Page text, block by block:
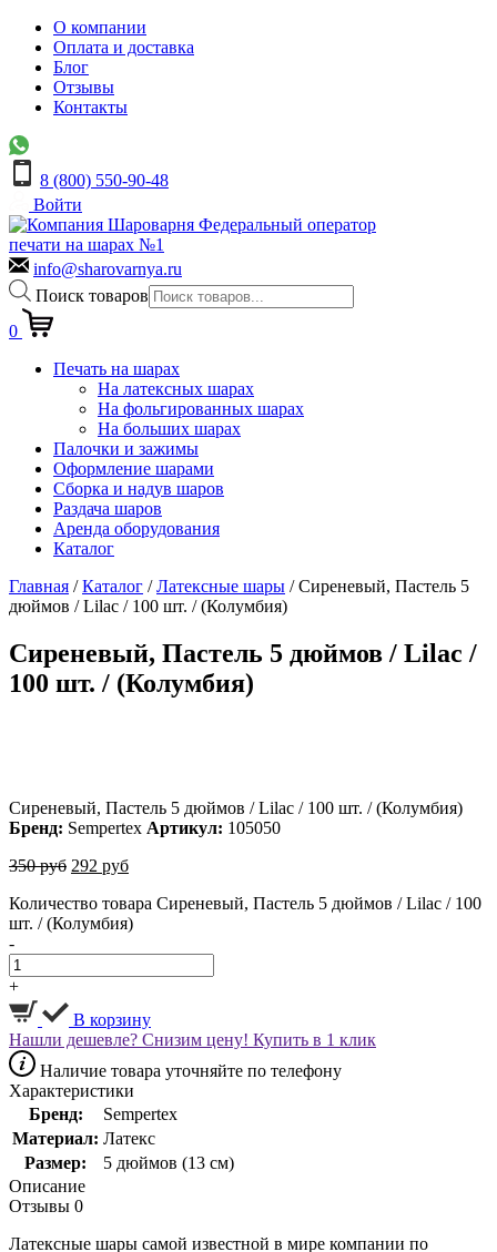
О компании
Оплата и доставка
Блог
Отзывы
Контакты
8 (800) 550-90-48
Войти
Федеральный оператор
печати на шарах №1
info@sharovarnya.ru
Поиск товаров
0
Печать на шарах
На латексных шарах
На фольгированных шарах
На больших шарах
Палочки и зажимы
Оформление шарами
Сборка и надув шаров
Раздача шаров
Аренда оборудования
Каталог
Главная / Каталог / Латексные шары /Сиреневый, Пастель 5
дюймов / Lilac / 100 шт. / (Колумбия)
Сиреневый, Пастель 5 дюймов / Lilac /
100 шт. / (Колумбия)
Сиреневый, Пастель 5 дюймов / Lilac / 100 шт. / (Колумбия)
Бренд: Sempertex Артикул: 105050
350руб 292 руб
Количество товара Сиреневый, Пастель 5 дюймов / Lilac / 100
шт. / (Колумбия)
-
+
В корзину
Нашли дешевле? Снизим цену! Купить в 1 клик
Наличие товара уточняйте по телефону
Характеристики
Бренд:
Sempertex
Материал: Латекс
Размер:
5 дюймов (13 см)
Описание
Отзывы 0
Латексные шары самой известной в мире компании по